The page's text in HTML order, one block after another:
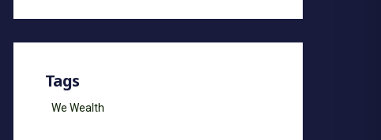
Tags
We Wealth